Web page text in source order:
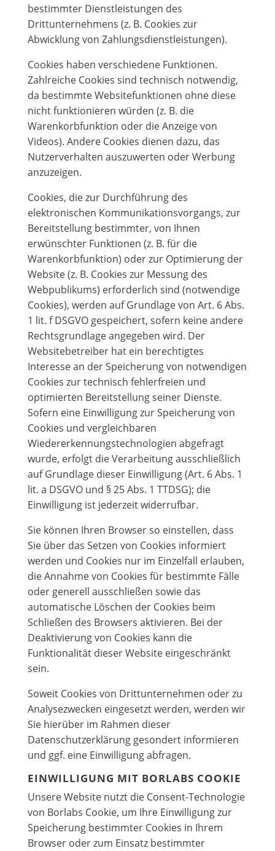
bestimmter Dienstleistungen des
Drittunternehmens (z. B. Cookies zur
Abwicklung von Zahlungsdienstleistungen).
Cookies haben verschiedene Funktionen.
Zahlreiche Cookies sind technisch notwendig,
da bestimmte Websitefunktionen ohne diese
nicht funktionieren würden (z. B. die
Warenkorbfunktion oder die Anzeige von
Videos). Andere Cookies dienen dazu, das
Nutzerverhalten auszuwerten oder Werbung
anzuzeigen.
Cookies, die zur Durchführung des
elektronischen Kommunikationsvorgangs, zur
Bereitstellung bestimmter, von Ihnen
erwünschter Funktionen (z. B. für die
Warenkorbfunktion) oder zur Optimierung der
Website (z. B. Cookies zur Messung des
Webpublikums) erforderlich sind (notwendige
Cookies), werden auf Grundlage von Art. 6 Abs.
1 lit. f DSGVO gespeichert, sofern keine andere
Rechtsgrundlage angegeben wird. Der
Websitebetreiber hat ein berechtigtes
Interesse an der Speicherung von notwendigen
Cookies zur technisch fehlerfreien und
optimierten Bereitstellung seiner Dienste.
Sofern eine Einwilligung zur Speicherung von
Cookies und vergleichbaren
Wiedererkennungstechnologien abgefragt
wurde, erfolgt die Verarbeitung ausschließlich
auf Grundlage dieser Einwilligung (Art. 6 Abs. 1
lit. a DSGVO und § 25 Abs. 1 TTDSG); die
Einwilligung ist jederzeit widerrufbar.
Sie können Ihren Browser so einstellen, dass
Sie über das Setzen von Cookies informiert
werden und Cookies nur im Einzelfall erlauben,
die Annahme von Cookies für bestimmte Fälle
oder generell ausschließen sowie das
automatische Löschen der Cookies beim
Schließen des Browsers aktivieren. Bei der
Deaktivierung von Cookies kann die
Funktionalität dieser Website eingeschränkt
sein.
Soweit Cookies von Drittunternehmen oder zu
Analysezwecken eingesetzt werden, werden wir
Sie hierüber im Rahmen dieser
Datenschutzerklärung gesondert informieren
und ggf. eine Einwilligung abfragen.
EINWILLIGUNG MIT BORLABS COOKIE
Unsere Website nutzt die Consent-Technologie
von Borlabs Cookie, um Ihre Einwilligung zur
Speicherung bestimmter Cookies in Ihrem
Browser oder zum Einsatz bestimmter